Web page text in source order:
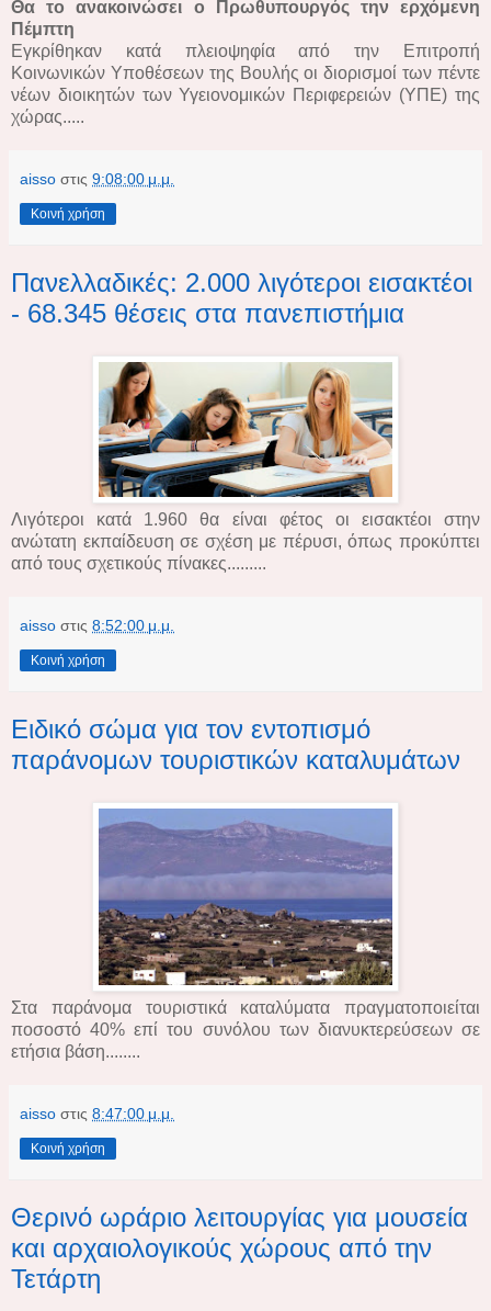
Θα το ανακοινώσει ο Πρωθυπουργός την ερχόμενη
Πέμπτη
Εγκρίθηκαν κατά πλειοψηφία από την Επιτροπή
Κοινωνικών Υποθέσεων της Βουλής οι διορισμοί των πέντε
νέων διοικητών των Υγειονομικών Περιφερειών (ΥΠΕ) της
χώρας.....
aisso στις 9:08:00 μ.μ.
Κοινή χρήση
Πανελλαδικές: 2.000 λιγότεροι εισακτέοι
- 68.345 θέσεις στα πανεπιστήμια
Λιγότεροι κατά 1.960 θα είναι φέτος οι εισακτέοι στην
ανώτατη εκπαίδευση σε σχέση με πέρυσι, όπως προκύπτει
από τους σχετικούς πίνακες.........
aisso στις 8:52:00 μ.μ.
Κοινή χρήση
Ειδικό σώμα για τον εντοπισμό
παράνομων τουριστικών καταλυμάτων
Στα παράνομα τουριστικά καταλύματα πραγματοποιείται
ποσοστό 40% επί του συνόλου των διανυκτερεύσεων σε
ετήσια βάση........
aisso στις 8:47:00 μ.μ.
Κοινή χρήση
Θερινό ωράριο λειτουργίας για μουσεία
και αρχαιολογικούς χώρους από την
Τετάρτη